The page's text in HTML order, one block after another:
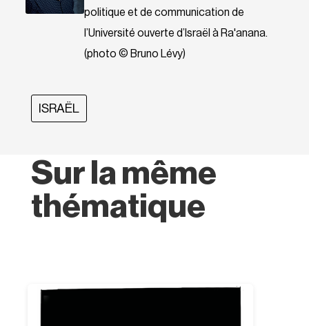
politique et de communication de
l’Université ouverte d’Israël à Ra'anana.
(photo © Bruno Lévy)
ISRAËL
Sur la même
thématique